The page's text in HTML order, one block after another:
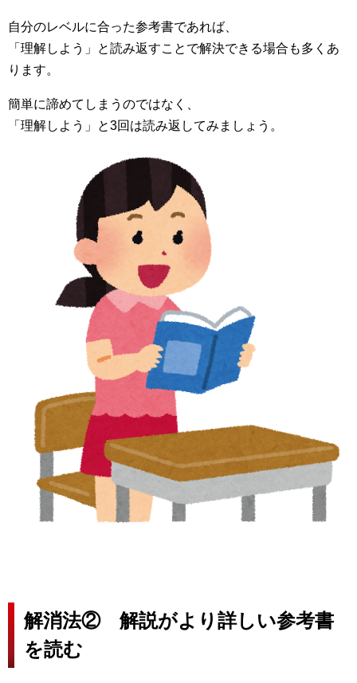
自分のレベルに合った参考書であれば、
「理解しよう」と読み返すことで解決できる場合も多くあ
ります。
簡単に諦めてしまうのではなく、
「理解しよう」と3回は読み返してみましょう。
解消法② 解説がより詳しい参考書
を読む